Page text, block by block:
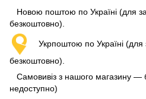
Новою поштою по Україні (для
безкоштовно).
Укрпоштою по Україні (для
безкоштовно).
Самовивіз з нашого магазину —
недоступно)